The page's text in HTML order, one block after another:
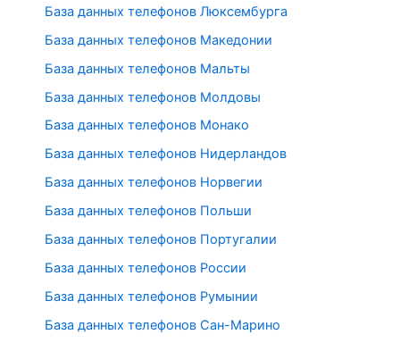
База данных телефонов Люксембурга
База данных телефонов Македонии
База данных телефонов Мальты
База данных телефонов Молдовы
База данных телефонов Монако
База данных телефонов Нидерландов
База данных телефонов Норвегии
База данных телефонов Польши
База данных телефонов Португалии
База данных телефонов России
База данных телефонов Румынии
База данных телефонов Сан-Марино